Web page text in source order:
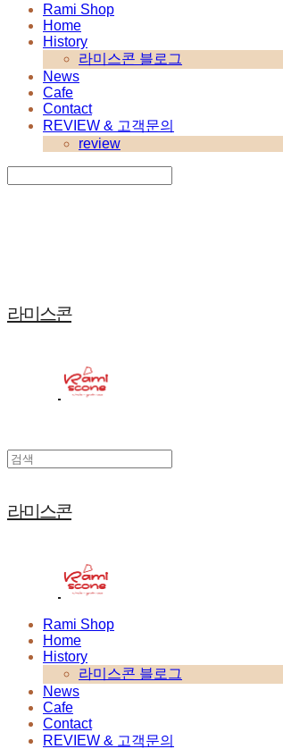
Rami Shop
Home
History
라미스콘 블로그
News
Cafe
Contact
REVIEW & 고객문의
review
라미스콘
라미스콘
Rami Shop
Home
History
라미스콘 블로그
News
Cafe
Contact
REVIEW & 고객문의